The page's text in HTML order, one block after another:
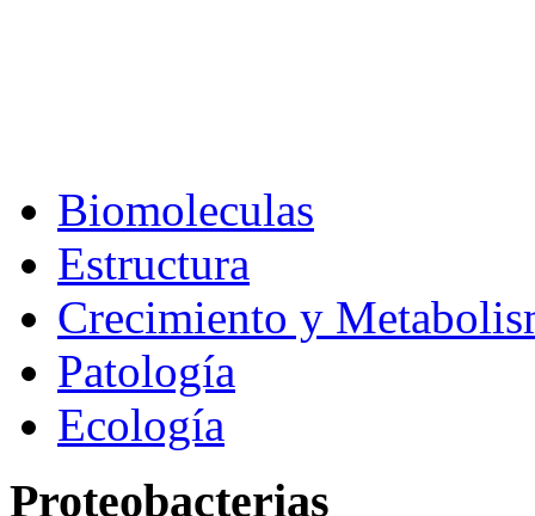
Biomoleculas
Estructura
Crecimiento y
Patología
Ecología
Proteobacterias